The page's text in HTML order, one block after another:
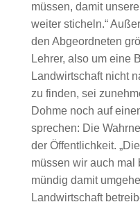
müssen, damit
weiter sticheln.“
den Abgeordneten
Lehrer, also um eine
Landwirtschaft nicht
zu finden, sei
Dohme noch auf
sprechen: Die
der Öffentlichkeit.
müssen wir auch mal
mündig damit
Landwirtschaft